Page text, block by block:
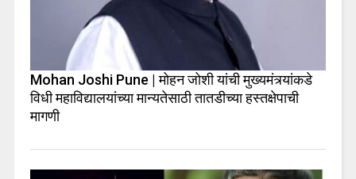
Mohan Joshi Pune | मोहन जोशी यांची मुख्यमंत्र्यांकडे
विधी महाविद्यालयांच्या मान्यतेसाठी तातडीच्या हस्तक्षेपाची
मागणी